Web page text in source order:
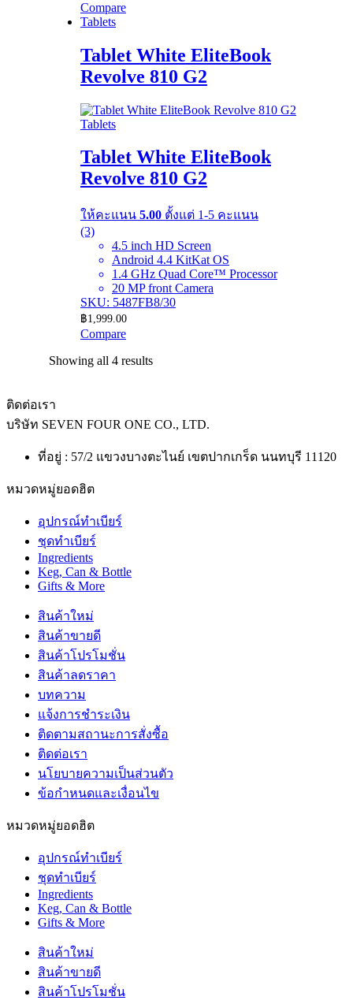
Compare
Tablets
Tablet White EliteBook
Revolve 810 G2
Tablets
Tablet White EliteBook
Revolve 810 G2
ให้คะแนน 5.00 ตั้งแต่ 1-5 คะแนน
(3)
4.5 inch HD Screen
Android 4.4 KitKat OS
1.4 GHz Quad Core™ Processor
20 MP front Camera
SKU: 5487FB8/30
฿1,999.00
Compare
Showing all 4 results
ติดต่อเรา
บริษัท SEVEN FOUR ONE CO., LTD.
ที่อยู่ : 57/2 แขวงบางตะไนย์ เขตปากเกร็ด นนทบุรี 11120
หมวดหมู่ยอดฮิต
อุปกรณ์ทำเบียร์
ชุดทำเบียร์
Ingredients
Keg, Can & Bottle
Gifts & More
สินค้าใหม่
สินค้าขายดี
สินค้าโปรโมชั่น
สินค้าลดราคา
บทความ
แจ้งการชำระเงิน
ติดตามสถานะการสั่งซื้อ
ติดต่อเรา
นโยบายความเป็นส่วนตัว
ข้อกำหนดและเงื่อนไข
หมวดหมู่ยอดฮิต
อุปกรณ์ทำเบียร์
ชุดทำเบียร์
Ingredients
Keg, Can & Bottle
Gifts & More
สินค้าใหม่
สินค้าขายดี
สินค้าโปรโมชั่น